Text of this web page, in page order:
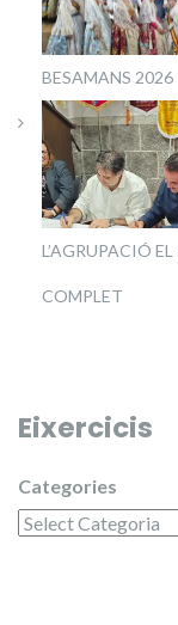
BESAMANS 2026
L’AGRUPACIÓ
COMPLET
Eixercicis
Categories